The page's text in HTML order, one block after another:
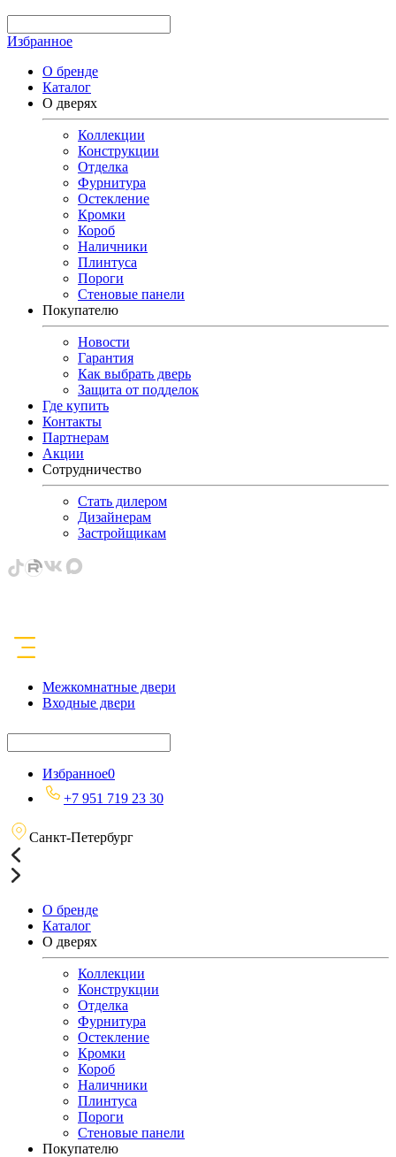
Избранное
О бренде
Каталог
О дверях
Коллекции
Конструкции
Отделка
Фурнитура
Остекление
Кромки
Короб
Наличники
Плинтуса
Пороги
Стеновые панели
Покупателю
Новости
Гарантия
Как выбрать дверь
Защита от подделок
Где купить
Контакты
Партнерам
Акции
Сотрудничество
Стать дилером
Дизайнерам
Застройщикам
Межкомнатные двери
Входные двери
Избранное0
+7 951 719 23 30
Санкт-Петербург
О бренде
Каталог
О дверях
Коллекции
Конструкции
Отделка
Фурнитура
Остекление
Кромки
Короб
Наличники
Плинтуса
Пороги
Стеновые панели
Покупателю